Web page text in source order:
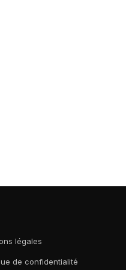
légales
de confidentialité